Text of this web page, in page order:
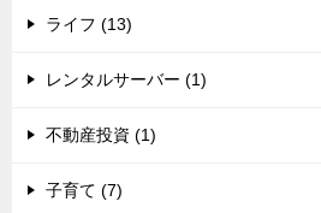
ライフ (13)
レンタルサーバー (1)
不動産投資 (1)
子育て (7)